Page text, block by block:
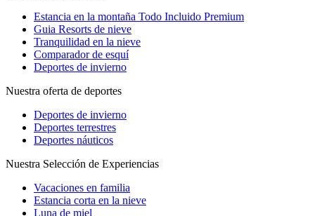
Estancia en la montaña Todo Incluido Premium
Guia Resorts de nieve
Tranquilidad en la nieve
Comparador de esquí
Deportes de invierno
Nuestra oferta de deportes
Deportes de invierno
Deportes terrestres
Deportes náuticos
Nuestra Selección de Experiencias
Vacaciones en familia
Estancia corta en la nieve
Luna de miel